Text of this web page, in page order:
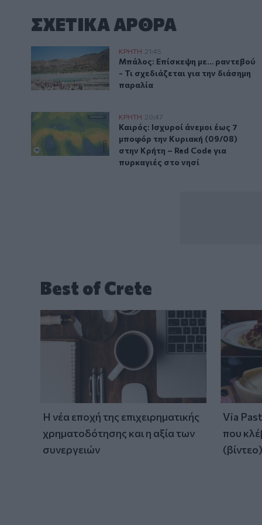
ΣΧΕΤΙΚA AΡΘΡΑ
Μπάλος: Επίσκεψη με… ραντεβού - Τι σχεδιάζεται
ΚΡΗΤΗ 21:45
Μπάλος: Επίσκεψη με… ραντεβού
Μπάλος: Επίσκεψη με… ραντεβού
- Τι σχεδιάζεται για την διάσημη
παραλία
Καιρός: Ισχυροί άνεμοι έως 7 μποφόρ την Κυριακή
ΚΡΗΤΗ 20:47
Καιρός: Ισχυροί άνεμοι έως 7
Καιρός: Ισχυροί άνεμοι έως 7
μποφόρ την Κυριακή (09/08)
στην Κρήτη – Red Code για
πυρκαγιές στο νησί
Best of Crete
Η νέα εποχή της επιχειρηματικής
χρηματοδότησης και η αξία των
συνεργειών
Via
που
(βίντεο)